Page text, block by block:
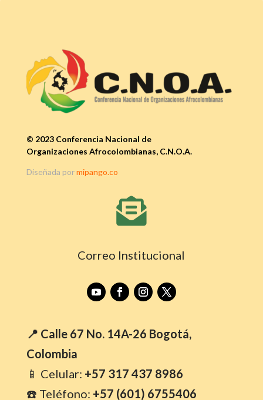
© 2023 Conferencia Nacional de
Organizaciones Afrocolombianas, C.N.O.A.
Diseñada pormipango.co

Correo Institucional
📍 Calle 67 No. 14A-26 Bogotá,
Colombia
📱 Celular: +57 317 437 8986
☎️ Teléfono: +57 (601) 6755406